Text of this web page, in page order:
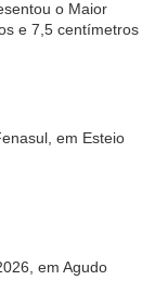
o Maior
e 7,5 centímetros
em Esteio
em Agudo